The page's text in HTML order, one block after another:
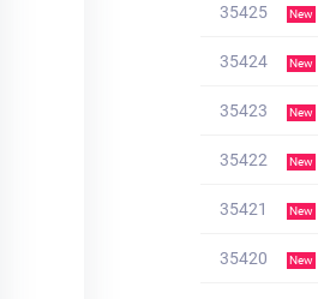
35425 New
35424 New
35423 New
35422 New
35421 New
35420 New